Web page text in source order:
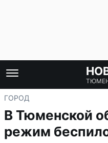
ГОРОД
В Тюменской
режим